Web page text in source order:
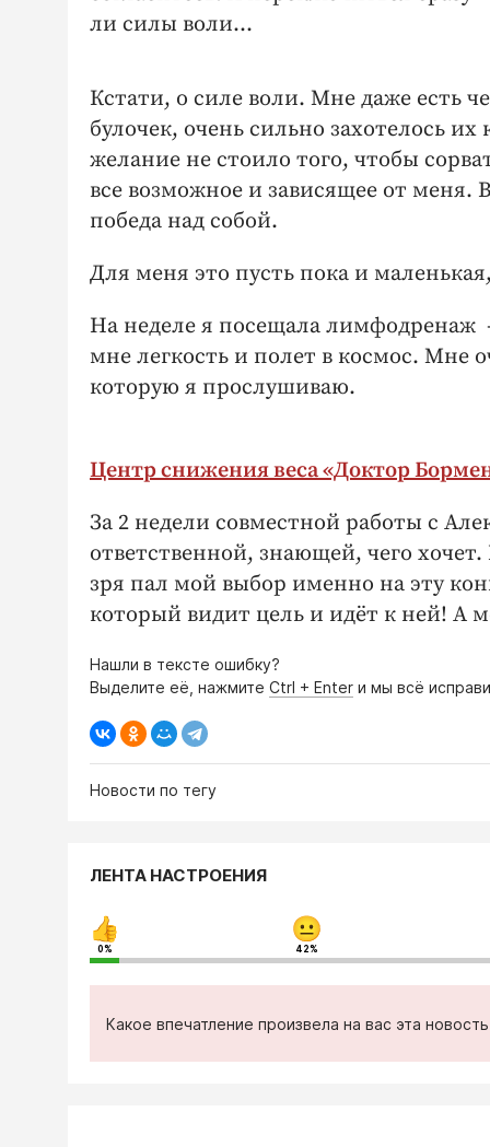
ли силы воли…
Кстати, о силе воли. Мне даже есть
булочек, очень сильно захотелось
желание не стоило того, чтобы
все возможное и зависящее от меня.
победа над собой.
Для меня это пусть пока и
На неделе я посещала лимфодренаж
мне легкость и полет в космос. Мне
которую я прослушиваю.
Центр снижения веса «Доктор
За 2 недели совместной работы с
ответственной, знающей, чего
зря пал мой выбор именно на эту
который видит цель и идёт к ней! А
Нашли в тексте ошибку?
Выделите её, нажмите Ctrl + Enter и мы всё
Новости по тегу
ЛЕНТА НАСТРОЕНИЯ
0% 42%
Какое впечатление произвела на вас эта